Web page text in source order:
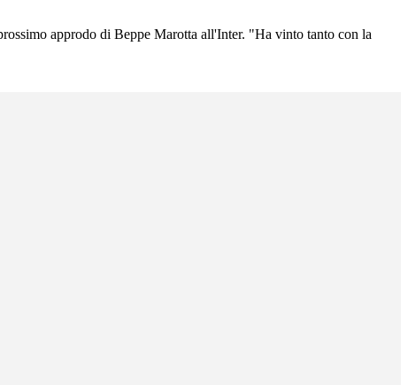
approdo di Beppe Marotta all'Inter. "Ha vinto tanto con la